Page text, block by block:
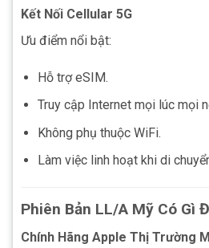
Kết Nối Cellular 5G
Ưu điểm nổi bật:
Hỗ trợ eSIM.
Truy cập Internet mọi lúc mọi
Không phụ thuộc WiFi.
Làm việc linh hoạt khi di
Phiên Bản LL/A Mỹ Có Gì
Chính Hãng Apple Thị Trường